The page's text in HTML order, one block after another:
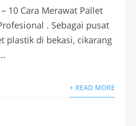
10 Cara Merawat Pallet
. Sebagai pusat
plastik di bekasi, cikarang
+ READ MORE